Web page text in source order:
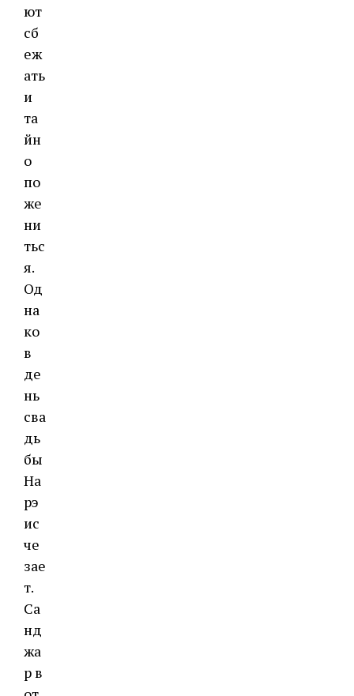
ют
сб
еж
ать
и
та
йн
о
по
же
ни
тьс
я.
Од
на
ко
в
де
нь
сва
дь
бы
На
рэ
ис
че
зае
т.
Са
нд
жа
р в